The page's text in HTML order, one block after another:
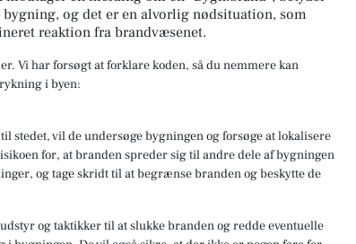
bygning, og det er en alvorlig nødsituation, som
reaktion fra brandvæsenet.
Vi har forsøgt at forklare koden, så du nemmere kan
i byen:
stedet, vil de undersøge bygningen og forsøge at lokalisere
for, at branden spreder sig til andre dele af bygningen
og tage skridt til at begrænse branden og beskytte de
og taktikker til at slukke branden og redde eventuelle